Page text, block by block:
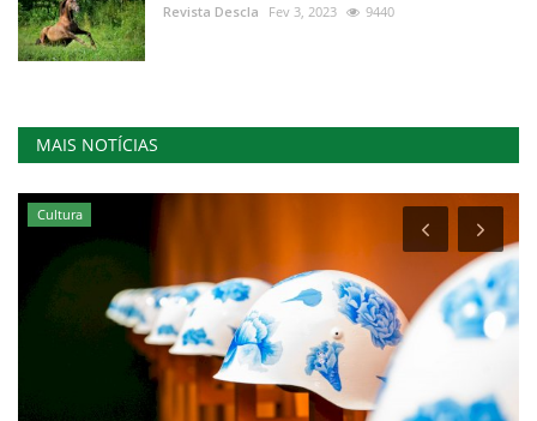
Revista Descla Fev 3, 2023 9440
MAIS NOTÍCIAS
Cultura